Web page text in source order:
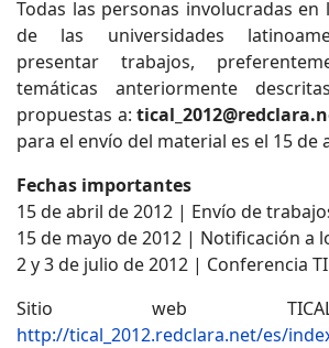
Todas las personas involucradas en
de las universidades
presentar trabajos,
temáticas anteriormente
propuestas a:
para el envío del material es el 15 de
Fechas importantes
15 de abril de 2012 | Envío de
15 de mayo de 2012 | Notificación a
2 y 3 de julio de 2012 | Conferencia
Sitio web
http://tical_2012.redclara.net/es/